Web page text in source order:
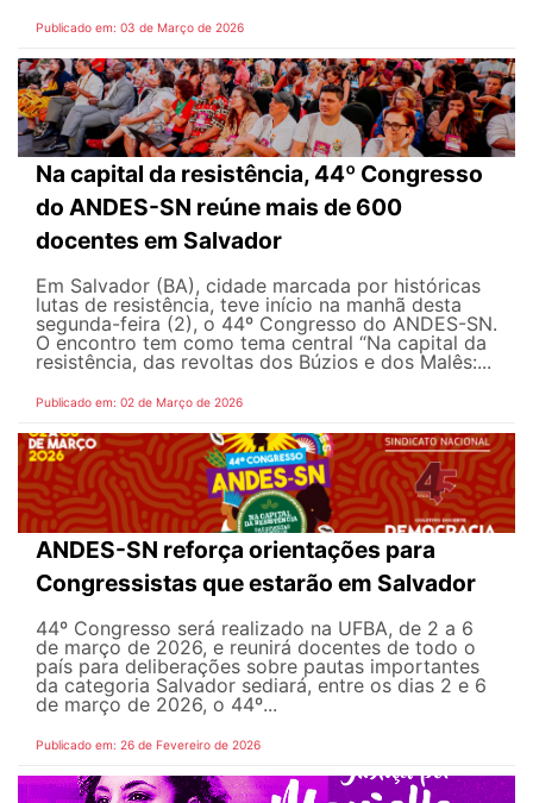
Publicado em: 03 de Março de 2026
Na capital da resistência, 44º Congresso
do ANDES-SN reúne mais de 600
docentes em Salvador
Em Salvador (BA), cidade marcada por históricas
lutas de resistência, teve início na manhã desta
segunda-feira (2), o 44º Congresso do ANDES-SN.
O encontro tem como tema central “Na capital da
resistência, das revoltas dos Búzios e dos Malês:...
Publicado em: 02 de Março de 2026
ANDES-SN reforça orientações para
Congressistas que estarão em Salvador
44º Congresso será realizado na UFBA, de 2 a 6
de março de 2026, e reunirá docentes de todo o
país para deliberações sobre pautas importantes
da categoria Salvador sediará, entre os dias 2 e 6
de março de 2026, o 44º...
Publicado em: 26 de Fevereiro de 2026